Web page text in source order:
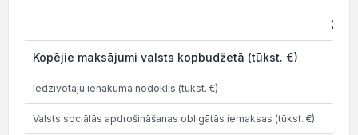
2025
Kopējie maksājumi valsts kopbudžetā (tūkst. €)
Iedzīvotāju ienākuma nodoklis (tūkst. €)
Valsts sociālās apdrošināšanas obligātās iemaksas (tūkst. €)